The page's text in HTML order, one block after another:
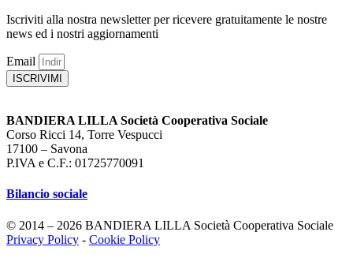
Iscriviti alla nostra newsletter per ricevere gratuitamente le nostre
news ed i nostri aggiornamenti
Email
ISCRIVIMI
BANDIERA LILLA Società Cooperativa Sociale
Corso Ricci 14, Torre Vespucci
17100 – Savona
P.IVA e C.F.: 01725770091
Bilancio sociale
© 2014 – 2026 BANDIERA LILLA Società Cooperativa Sociale
Privacy Policy - Cookie Policy